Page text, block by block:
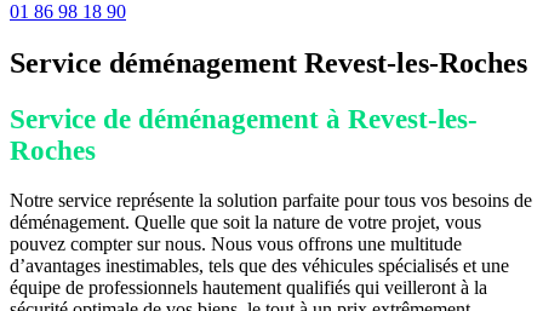
01 86 98 18 90
Service déménagement Revest-les-Roches
Service de déménagement à Revest-les-
Roches
Notre service représente la solution parfaite pour tous vos besoins de
déménagement. Quelle que soit la nature de votre projet, vous
pouvez compter sur nous. Nous vous offrons une multitude
d’avantages inestimables, tels que des véhicules spécialisés et une
équipe de professionnels hautement qualifiés qui veilleront à la